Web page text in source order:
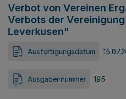
Verbot von Vereinen
Verbots der
Leverkusen"
Ausfertigungsdatum
Ausgabennummer 195